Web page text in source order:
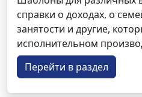
справки о доходах, о
занятости и другие,
исполнительном
Перейти в раздел